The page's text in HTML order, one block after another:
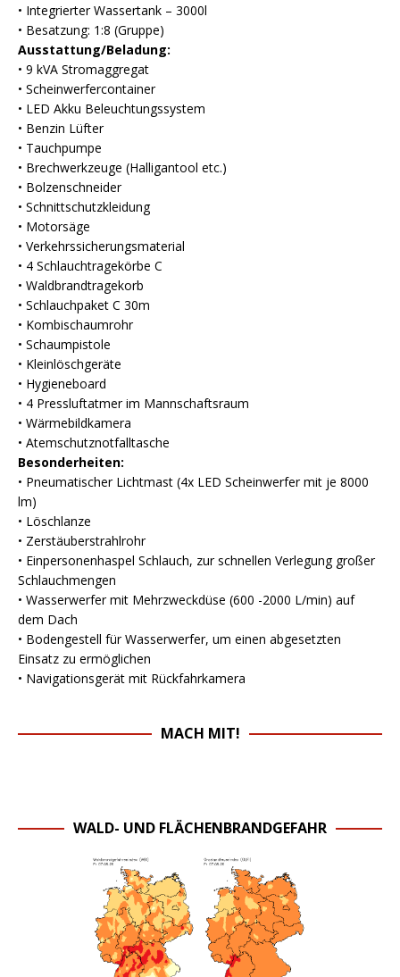
• Integrierter Wassertank – 3000l
• Besatzung: 1:8 (Gruppe)
Ausstattung/Beladung:
• 9 kVA Stromaggregat
• Scheinwerfercontainer
• LED Akku Beleuchtungssystem
• Benzin Lüfter
• Tauchpumpe
• Brechwerkzeuge (Halligantool etc.)
• Bolzenschneider
• Schnittschutzkleidung
• Motorsäge
• Verkehrssicherungsmaterial
• 4 Schlauchtragekörbe C
• Waldbrandtragekorb
• Schlauchpaket C 30m
• Kombischaumrohr
• Schaumpistole
• Kleinlöschgeräte
• Hygieneboard
• 4 Pressluftatmer im Mannschaftsraum
• Wärmebildkamera
• Atemschutznotfalltasche
Besonderheiten:
• Pneumatischer Lichtmast (4x LED Scheinwerfer mit je 8000
lm)
• Löschlanze
• Zerstäuberstrahlrohr
• Einpersonenhaspel Schlauch, zur schnellen Verlegung großer
Schlauchmengen
• Wasserwerfer mit Mehrzweckdüse (600 -2000 L/min) auf
dem Dach
• Bodengestell für Wasserwerfer, um einen abgesetzten
Einsatz zu ermöglichen
• Navigationsgerät mit Rückfahrkamera
MACH MIT!
WALD- UND FLÄCHENBRANDGEFAHR